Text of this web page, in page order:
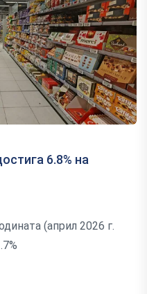
6.8% на
(април 2026 г.